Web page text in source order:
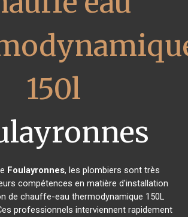
150l
Foulayronnes, les plombiers sont très
compétences en matière d'installation
de chauffe-eau thermodynamique 150L
professionnels interviennent rapidement